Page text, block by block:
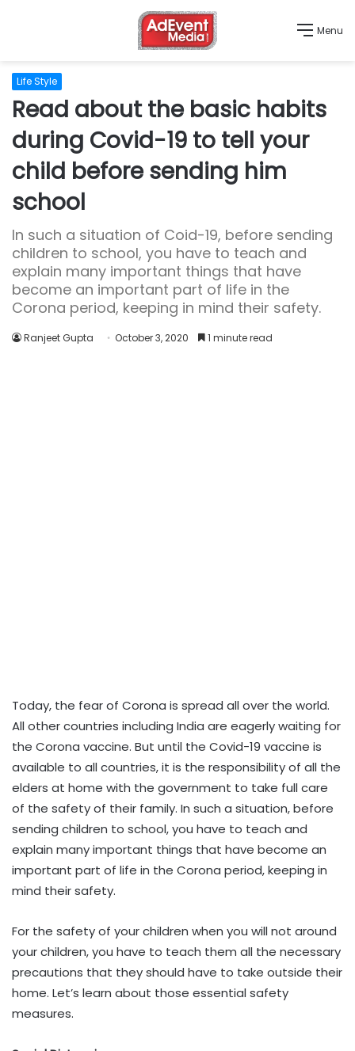
Menu
Life Style
Read about the basic habits
during Covid-19 to tell your
child before sending him
school
In such a situation of Coid-19, before sending
children to school, you have to teach and
explain many important things that have
become an important part of life in the
Corona period, keeping in mind their safety.
Ranjeet Gupta October 3, 2020 1 minute read
Today, the fear of Corona is spread all over the world.
All other countries including India are eagerly waiting for
the Corona vaccine. But until the Covid-19 vaccine is
available to all countries, it is the responsibility of all the
elders at home with the government to take full care
of the safety of their family. In such a situation, before
sending children to school, you have to teach and
explain many important things that have become an
important part of life in the Corona period, keeping in
mind their safety.
For the safety of your children when you will not around
your children, you have to teach them all the necessary
precautions that they should have to take outside their
home. Let’s learn about those essential safety
measures.